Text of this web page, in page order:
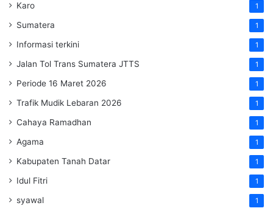
Karo 1
Sumatera 1
Informasi terkini 1
Jalan Tol Trans Sumatera JTTS 1
Periode 16 Maret 2026 1
Trafik Mudik Lebaran 2026 1
Cahaya Ramadhan 1
Agama 1
Kabupaten Tanah Datar 1
Idul Fitri 1
syawal 1